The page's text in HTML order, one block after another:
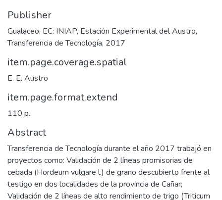
Publisher
Gualaceo, EC: INIAP, Estación Experimental del Austro,
Transferencia de Tecnología, 2017
item.page.coverage.spatial
E. E. Austro
item.page.format.extend
110 p.
Abstract
Transferencia de Tecnología durante el año 2017 trabajó en
proyectos como: Validación de 2 líneas promisorias de
cebada (Hordeum vulgare l.) de grano descubierto frente al
testigo en dos localidades de la provincia de Cañar;
Validación de 2 líneas de alto rendimiento de trigo (Triticum